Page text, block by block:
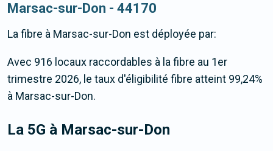
Marsac-sur-Don - 44170
La fibre à Marsac-sur-Don est déployée par:
Avec 916 locaux raccordables à la fibre au 1er
trimestre 2026, le taux d'éligibilité fibre atteint 99,24%
à Marsac-sur-Don.
La 5G à Marsac-sur-Don